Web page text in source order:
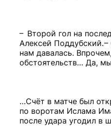
– Второй гол на
Алексей Поддубский.
нам давалась.
обстоятельств… Да,
…Счёт в матче был
по воротам Ислама
после удара угодил в